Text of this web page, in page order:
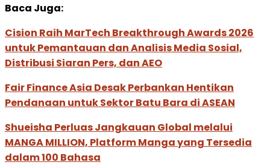
Baca Juga:
Cision Raih MarTech Breakthrough Awards 2026
untuk Pemantauan dan Analisis Media Sosial,
Distribusi Siaran Pers, dan AEO
Fair Finance Asia Desak Perbankan Hentikan
Pendanaan untuk Sektor Batu Bara di ASEAN
Shueisha Perluas Jangkauan Global melalui
MANGA MILLION, Platform Manga yang Tersedia
dalam 100 Bahasa